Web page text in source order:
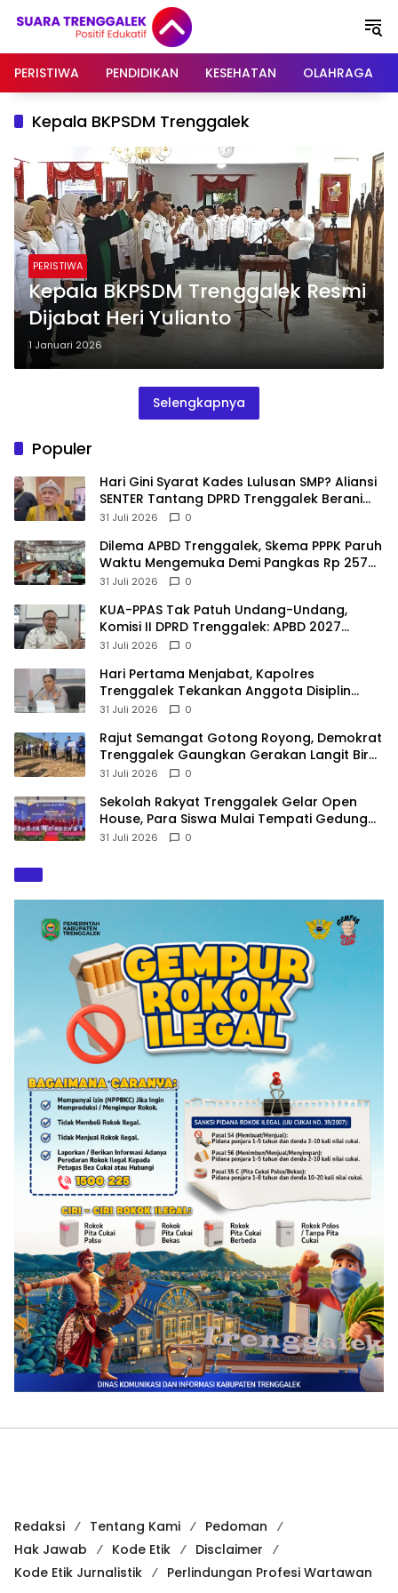
PERISTIWA
PENDIDIKAN KESEHATAN OLAHRAGA
Kepala BKPSDM Trenggalek
PERISTIWA
Kepala BKPSDM Trenggalek Resmi
Dijabat Heri Yulianto
1 Januari 2026
Selengkapnya
Populer
Hari Gini Syarat Kades Lulusan SMP? Aliansi
SENTER Tantang DPRD Trenggalek Berani
Gunakan Open Legal Policy!
31 Juli 2026 0
Dilema APBD Trenggalek, Skema PPPK Paruh
Waktu Mengemuka Demi Pangkas Rp 257
Miliar
31 Juli 2026 0
KUA-PPAS Tak Patuh Undang-Undang,
Komisi II DPRD Trenggalek: APBD 2027
Terancam Sanksi
31 Juli 2026 0
Hari Pertama Menjabat, Kapolres
Trenggalek Tekankan Anggota Disiplin
Hindari Pelanggaran
31 Juli 2026 0
​Rajut Semangat Gotong Royong, Demokrat
Trenggalek Gaungkan Gerakan Langit Biru
di Pantai Konang
31 Juli 2026 0
Sekolah Rakyat Trenggalek Gelar Open
House, Para Siswa Mulai Tempati Gedung
Baru
31 Juli 2026 0
Redaksi Tentang Kami
Pedoman
Hak Jawab
Kode Etik
Disclaimer
Kode Etik Jurnalistik
Perlindungan Profesi Wartawan